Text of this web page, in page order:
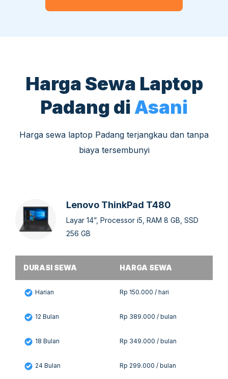
Harga Sewa Laptop
Padang diAsani
Harga sewa laptop Padang terjangkau dan tanpa
biaya tersembunyi
Lenovo ThinkPad T480
Layar 14”, Processor i5, RAM 8 GB, SSD
256 GB
DURASI SEWA HARGA SEWA
Harian Rp 150.000 / hari
12 Bulan Rp 389.000 / bulan
18 Bulan Rp 349.000 / bulan
24 Bulan Rp 299.000 / bulan